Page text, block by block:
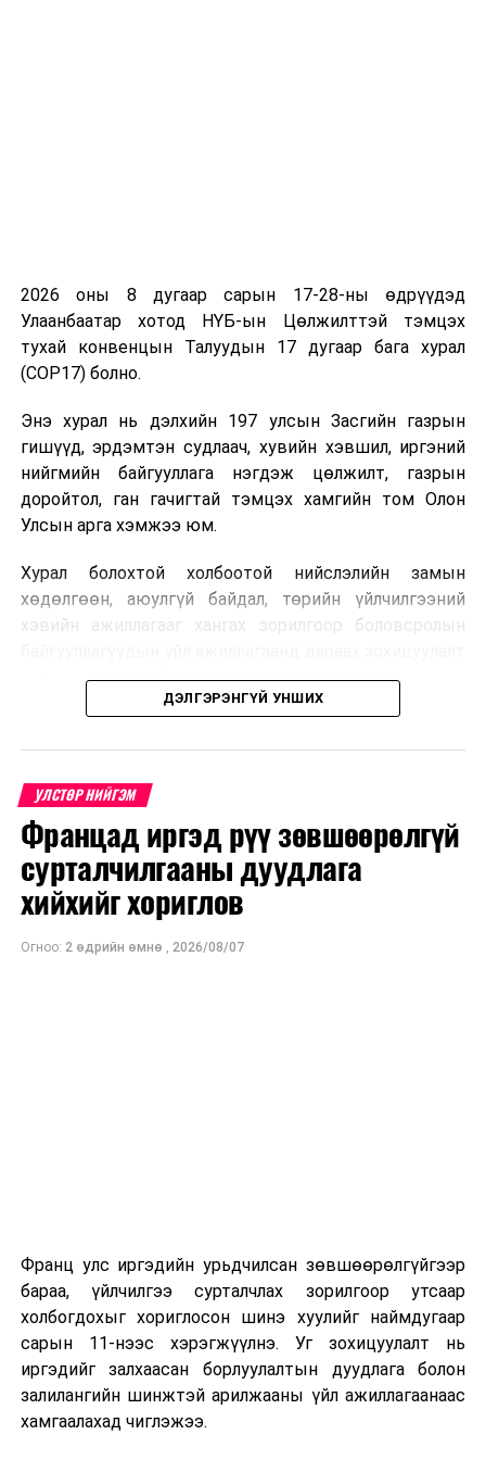
2026 оны 8 дугаар сарын 17-28-ны өдрүүдэд
Улаанбаатар хотод НҮБ-ын Цөлжилттэй тэмцэх
тухай конвенцын Талуудын 17 дугаар бага хурал
(COP17) болно.
Энэ хурал нь дэлхийн 197 улсын Засгийн газрын
гишүүд, эрдэмтэн судлаач, хувийн хэвшил, иргэний
нийгмийн байгууллага нэгдэж цөлжилт, газрын
доройтол, ган гачигтай тэмцэх хамгийн том Олон
Улсын арга хэмжээ юм.
Хурал болохтой холбоотой нийслэлийн замын
хөдөлгөөн, аюулгүй байдал, төрийн үйлчилгээний
хэвийн ажиллагааг хангах зорилгоор боловсролын
хэрэгжүүлэхээр болжээ .
2026 оны 8 дугаар сарын 10–23-ны өдрүүдэд
E-Mongolia системээр бүртгэнэ.
Нэгдүгээр ангийн элсэлт
2026 оны 8 дугаар сарын 17–28-ны өдрүүдэд
E-Mongolia системээр бүртгэнэ.
2026 оны 9 дүгээр сарын 13-наас оюутнуудыг
дотуур байранд оруулж эхэлнэ.
Сургууль, цэцэрлэгийн үйл ажиллагааны
зохицуулалт
2026 оны 8 дугаар сарын 17–28-ны өдрүүдэд
ДЭЛГЭРЭНГҮЙ УНШИХ
УЛСТӨР НИЙГЭМ
Францад иргэд рүү зөвшөөрөлгүй
сурталчилгааны дуудлага
хийхийг хориглов
Огноо: 2 өдрийн өмнө , 2026/08/07
Франц улс иргэдийн урьдчилсан зөвшөөрөлгүйгээр
бараа, үйлчилгээ сурталчлах зорилгоор утсаар
холбогдохыг хориглосон шинэ хуулийг наймдугаар
сарын 11-нээс хэрэгжүүлнэ. Уг зохицуулалт нь
иргэдийг залхаасан борлуулалтын дуудлага болон
залилангийн шинжтэй арилжааны үйл ажиллагаанаас
хамгаалахад чиглэжээ.